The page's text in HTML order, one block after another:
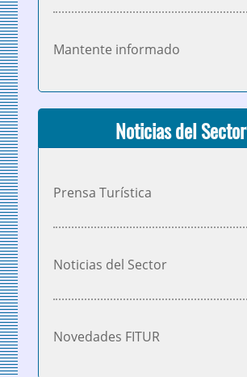
Mantente informado
Noticias del Sector
Prensa Turística
Noticias del Sector
Novedades FITUR